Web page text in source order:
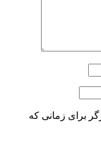
برای زمانی که